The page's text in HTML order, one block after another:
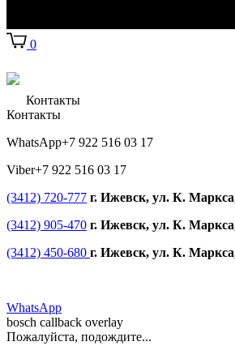
0
Контакты
Контакты
WhatsApp+7 922 516 03 17
Viber+7 922 516 03 17
(3412) 720-777 г. Ижевск, ул. К.
(3412) 905-470 г. Ижевск, ул. К.
(3412) 450-680 г. Ижевск, ул. К.
WhatsApp
bosch callback overlay
Пожалуйста, подождите...